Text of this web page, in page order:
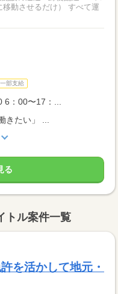
るだけ） すべて運
部支給
：00〜17：...
きたい」 ...
る
トル案件一覧
を活かして地元・